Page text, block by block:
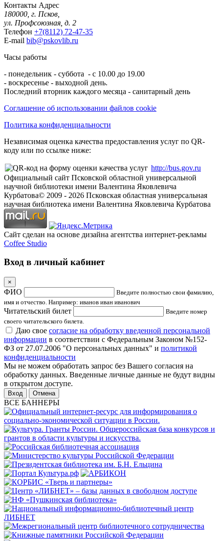
Контакты Адрес
180000, г. Псков,
ул. Профсоюзная, д. 2
Телефон +7(8112) 72-47-35
E-mail bib@pskovlib.ru
Часы работы
- понедельник - суббота - с 10.00 до 19.00
- воскресенье - выходной день.
Последний вторник каждого месяца - санитарный день
Соглашение об использовании файлов cookie
Политика конфиденциальности
Независимая оценка качества предоставления услуг по QR-
коду или по ссылке ниже:
http://bus.gov.ru
Официальный сайт Псковской областной универсальной
научной библиотеки имени Валентина Яковлевича
Курбатова© 2009 - 2026 Псковская областная универсальная
научная библиотека имени Валентина Яковлевича Курбатова
Сайт сделан на основе дизайна агентства интернет-рекламы
Coffee Studio
Вход в личный кабинет
×
ФИО
Введите полностью свои фамилию,
имя и отчество. Например: иванов иван иванович
Читательский билет
Введите номер
своего читательского билета.
Даю свое согласие на обработку введенной персональной
информации в соответствии с Федеральным Законом №152-
ФЗ от 27.07.2006 "О персональных данных" и политикой
конфиденциальности
Мы не можем обработать запрос без Вашего согласия на
обработку данных. Введенные личные данные не будут видны
в открытом доступе.
Отмена
ВСЕ БАННЕРЫ